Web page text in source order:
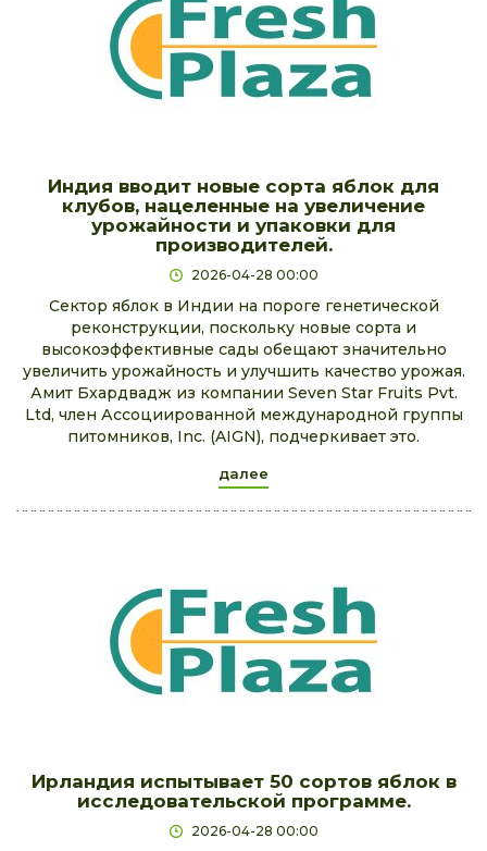
Индия вводит новые сорта яблок для
клубов, нацеленные на увеличение
урожайности и упаковки для
производителей.
2026-04-28 00:00
Сектор яблок в Индии на пороге генетической
реконструкции, поскольку новые сорта и
высокоэффективные сады обещают значительно
увеличить урожайность и улучшить качество урожая.
Амит Бхардвадж из компании Seven Star Fruits Pvt.
Ltd, член Ассоциированной международной группы
питомников, Inc. (AIGN), подчеркивает это.
далее
Ирландия испытывает 50 сортов яблок в
исследовательской программе.
2026-04-28 00:00